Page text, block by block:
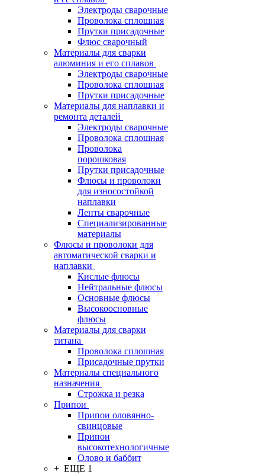
Электроды сварочные
Проволока сплошная
Прутки присадочные
Флюс сварочный
Материалы для сварки
алюминия и его сплавов
Электроды сварочные
Проволока сплошная
Прутки присадочные
Материалы для наплавки и
ремонта деталей
Электроды сварочные
Проволока сплошная
Проволока
порошковая
Прутки присадочные
Флюсы и проволоки
для износостойкой
наплавки
Ленты сварочные
Специализированные
материалы
Флюсы и проволоки для
автоматической сварки и
наплавки
Кислые флюсы
Нейтральные флюсы
Основные флюсы
Высокоосновные
флюсы
Материалы для сварки
титана
Проволока сплошная
Присадочные прутки
Материалы специального
назначения
Строжка и резка
Припои
Припои оловянно-
свинцовые
Припои
высокотехнологичные
Олово и баббит
+ ЕЩЕ 1